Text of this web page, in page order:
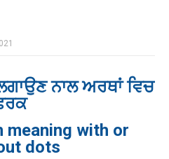
ਨਾਲ ਅਰਥਾਂ ਵਿਚ
meaning with or
dots